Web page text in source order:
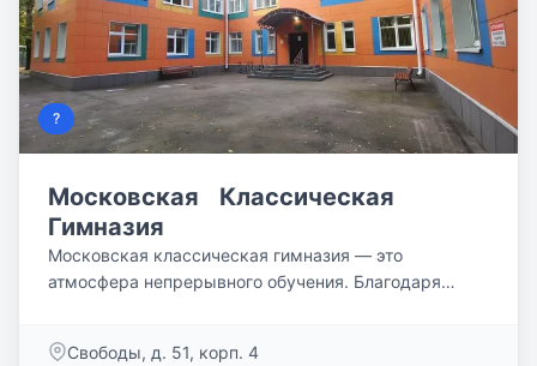
?
Московская Классическая
Гимназия
Московская классическая гимназия — это
атмосфера непрерывного обучения. Благодаря
Свободы, д. 51, корп. 4